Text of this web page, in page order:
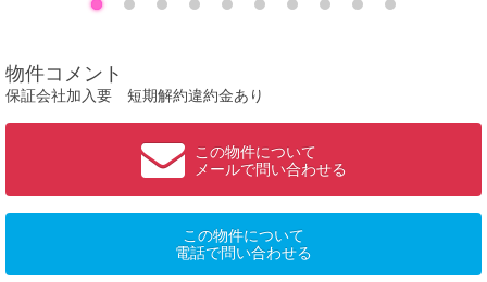
物件コメント
保証会社加入要 短期解約違約金あり
この物件について
メールで問い合わせる
この物件について
電話で問い合わせる